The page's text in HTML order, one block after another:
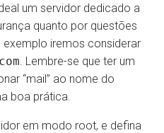
um servidor dedicado a
quanto por questões
iremos considerar
. Lembre-se que ter um
“mail” ao nome do
boa prática.
em modo root, e defina